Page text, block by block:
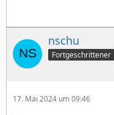
nschu
Fortgeschrittener
17. Mai 2024 um 09:46